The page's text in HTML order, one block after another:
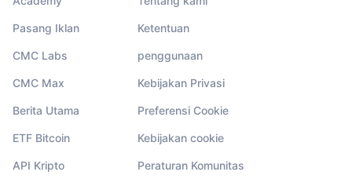
Pasang Iklan
CMC Labs
CMC Max
Berita Utama
ETF Bitcoin
API Kripto
Ketentuan
penggunaan
Kebijakan Privasi
Preferensi Cookie
Kebijakan cookie
Peraturan Komunitas